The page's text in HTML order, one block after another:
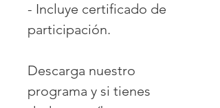
- Incluye certificado de
participación.
Descarga nuestro
programa y si tienes